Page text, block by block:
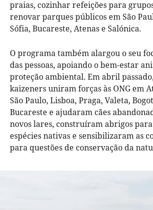
praias, cozinhar refeições para
renovar parques públicos em São
Sófia, Bucareste, Atenas e Salónica.
O programa também alargou o seu
das pessoas, apoiando o bem-estar
proteção ambiental. Em abril
kaizeners uniram forças às ONG em
São Paulo, Lisboa, Praga, Valeta,
Bucareste e ajudaram cães
novos lares, construíram abrigos para
espécies nativas e sensibilizaram as
para questões de conservação da